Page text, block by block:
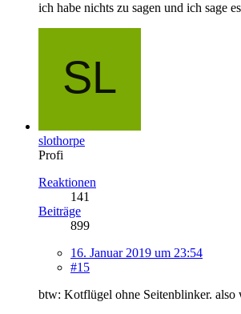
ich habe nichts zu sagen und ich sage es
slothorpe
Profi
Reaktionen
141
Beiträge
899
16. Januar 2019 um 23:54
#15
btw: Kotflügel ohne Seitenblinker.